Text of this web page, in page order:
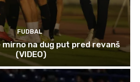
FUDBAL
na dug put pred revanš
(VIDEO)